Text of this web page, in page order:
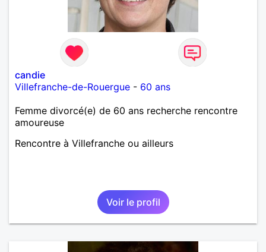
candie
Villefranche-de-Rouergue - 60 ans
Femme divorcé(e) de 60 ans recherche rencontre
amoureuse
Rencontre à Villefranche ou ailleurs
Voir le profil